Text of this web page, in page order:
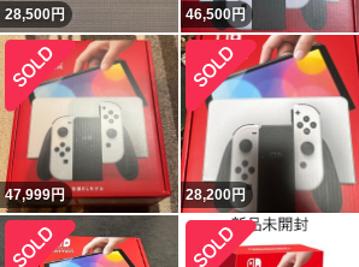
28,500円 46,500円
47,999円 28,200円